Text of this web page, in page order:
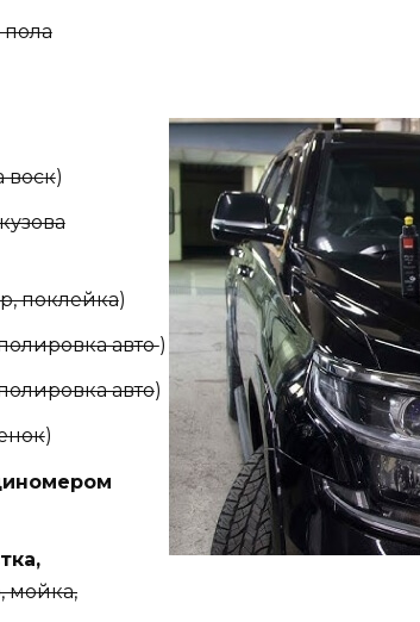
пола
воск)
поклейка)
авто)
авто)
)
мойка,